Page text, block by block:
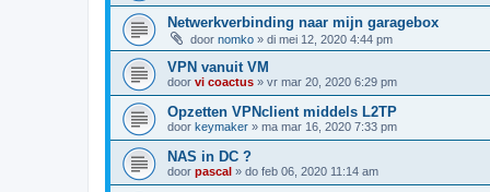
Netwerkverbinding naar mijn garagebox
door nomko » di mei 12, 2020 4:44 pm
VPN vanuit VM
door vi coactus » vr mar 20, 2020 6:29 pm
Opzetten VPNclient middels L2TP
door keymaker » ma mar 16, 2020 7:33 pm
NAS in DC ?
door pascal » do feb 06, 2020 11:14 am